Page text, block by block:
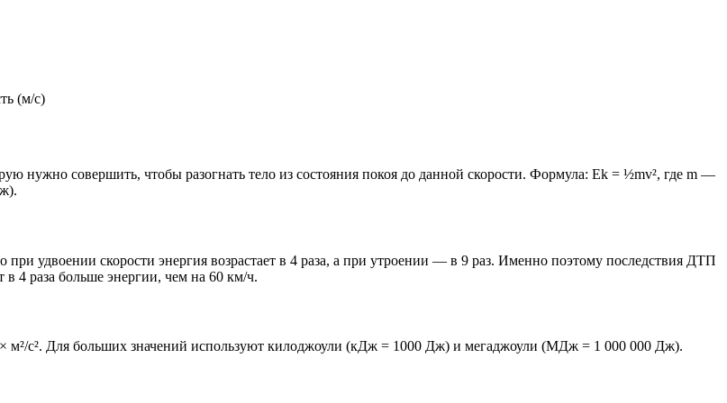
(м/с)
нужно совершить, чтобы разогнать тело из состояния покоя до данной скорости. Формула: Ek = ½mv², где m —
при удвоении скорости энергия возрастает в 4 раза, а при утроении — в 9 раз. Именно поэтому последствия ДТП
в 4 раза больше энергии, чем на 60 км/ч.
м²/с². Для больших значений используют килоджоули (кДж = 1000 Дж) и мегаджоули (МДж = 1 000 000 Дж).